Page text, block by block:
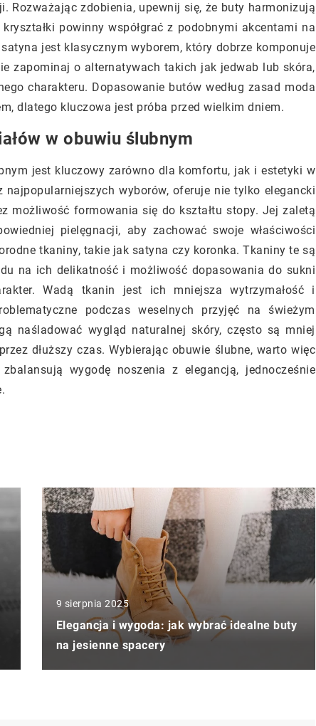
Rozważając zdobienia, upewnij się, że buty harmonizują
powinny współgrać z podobnymi akcentami na
jest klasycznym wyborem, który dobrze komponuje
zapominaj o alternatywach takich jak jedwab lub skóra,
charakteru. Dopasowanie butów według zasad moda
dlatego kluczowa jest próba przed wielkim dniem.
w obuwiu ślubnym
jest kluczowy zarówno dla komfortu, jak i estetyki w
wyborów, oferuje nie tylko elegancki
możliwość formowania się do kształtu stopy. Jej zaletą
pielęgnacji, aby zachować swoje właściwości
tkaniny, takie jak satyna czy koronka. Tkaniny te są
na ich delikatność i możliwość dopasowania do sukni
Wadą tkanin jest ich mniejsza wytrzymałość i
podczas weselnych przyjęć na świeżym
naśladować wygląd naturalnej skóry, często są mniej
dłuższy czas. Wybierając obuwie ślubne, warto więc
wygodę noszenia z elegancją, jednocześnie
9 sierpnia 2025
Elegancja i wygoda: jak wybrać idealne buty
na jesienne spacery